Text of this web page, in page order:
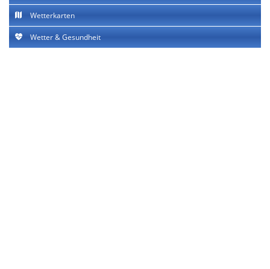
Wetterkarten
Wetter & Gesundheit